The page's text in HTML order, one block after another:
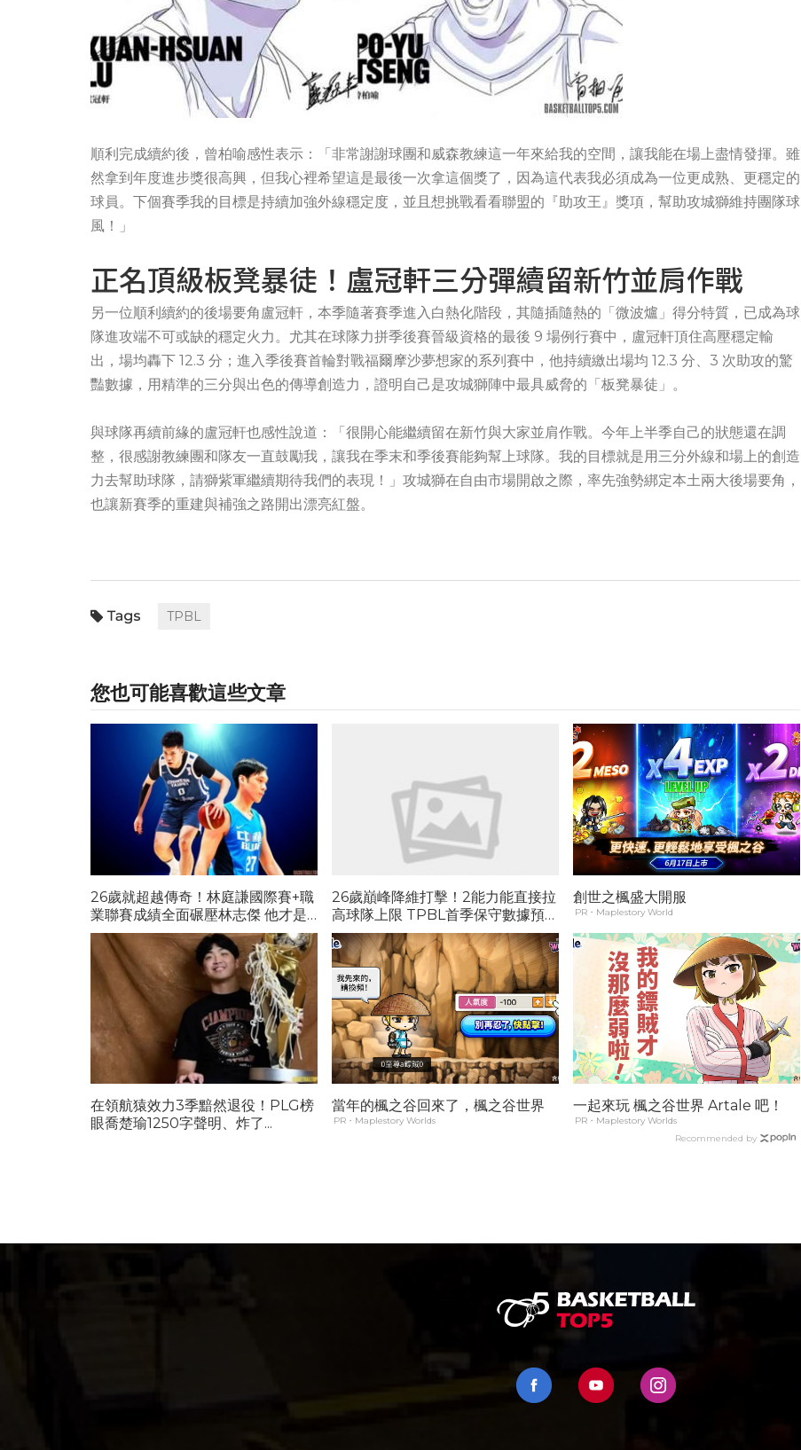
順利完成續約後，曾柏喻感性表示：「非常謝謝球團和威森教練這一年來給我的空間，讓我能在場上盡情發揮。雖
然拿到年度進步獎很高興，但我心裡希望這是最後一次拿這個獎了，因為這代表我必須成為一位更成熟、更穩定的
球員。下個賽季我的目標是持續加強外線穩定度，並且想挑戰看看聯盟的『助攻王』獎項，幫助攻城獅維持團隊球
風！」
正名頂級板凳暴徒！盧冠軒三分彈續留新竹並肩作戰
另一位順利續約的後場要角盧冠軒，本季隨著賽季進入白熱化階段，其隨插隨熱的「微波爐」得分特質，已成為球
隊進攻端不可或缺的穩定火力。尤其在球隊力拼季後賽晉級資格的最後 9 場例行賽中，盧冠軒頂住高壓穩定輸
出，場均轟下 12.3 分；進入季後賽首輪對戰福爾摩沙夢想家的系列賽中，他持續繳出場均 12.3 分、3 次助攻的驚
豔數據，用精準的三分與出色的傳導創造力，證明自己是攻城獅陣中最具威脅的「板凳暴徒」。
與球隊再續前緣的盧冠軒也感性說道：「很開心能繼續留在新竹與大家並肩作戰。今年上半季自己的狀態還在調
整，很感謝教練團和隊友一直鼓勵我，讓我在季末和季後賽能夠幫上球隊。我的目標就是用三分外線和場上的創造
力去幫助球隊，請獅紫軍繼續期待我們的表現！」攻城獅在自由市場開啟之際，率先強勢綁定本土兩大後場要角，
也讓新賽季的重建與補強之路開出漂亮紅盤。
TPBL
您也可能喜歡這些文章
26歲就超越傳奇！林庭謙國際賽+職
業聯賽成績全面碾壓林志傑 他才是
台灣籃壇真正山羊接班人
26歲巔峰降維打擊！2能力能直接拉
高球隊上限 TPBL首季保守數據預
測...
創世之楓盛大開服
PR・Maplestory World
在領航猿效力3季黯然退役！PLG榜
眼喬楚瑜1250字聲明、炸了...
當年的楓之谷回來了，楓之谷世界
PR・Maplestory Worlds
一起來玩 楓之谷世界 Artale 吧！
PR・Maplestory Worlds
Recommended by